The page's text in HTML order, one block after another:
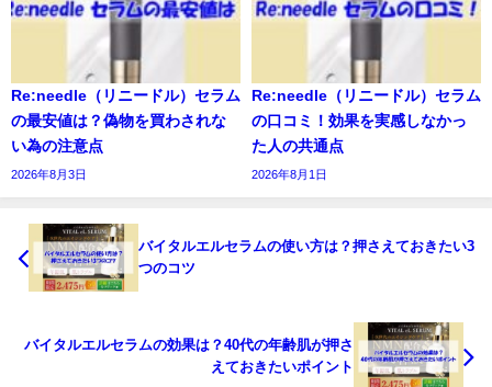
Re:needle（リニードル）セラム
の最安値は？偽物を買わされな
い為の注意点
2026年8月3日
Re:needle（リニードル）セラム
の口コミ！効果を実感しなかっ
た人の共通点
2026年8月1日
バイタルエルセラムの使い方は？押さえておきたい3
つのコツ
バイタルエルセラムの効果は？40代の年齢肌が押さ
えておきたいポイント